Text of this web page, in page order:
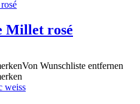
Millet rosé
Von Wunschliste entfernen